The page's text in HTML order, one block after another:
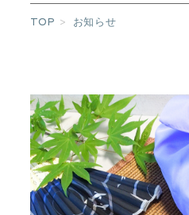
TOP お知らせ